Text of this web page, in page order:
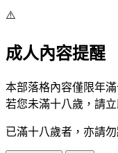
⚠️
成人內容提醒
本部落格內容僅限年
若您未滿十八歲，請立
已滿十八歲者，亦請